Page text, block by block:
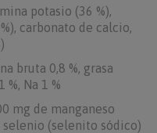
potasio (36 %),
carbonato de calcio,
bruta 0,8 %, grasa
%, Na 1 %
mg de manganeso
selenio (selenito sódico)